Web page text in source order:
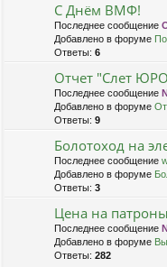
С Днём ВМФ!
Последнее сообщение
Добавлено в форуме
Ответы: 6
Отчет "Слет
Последнее сообщение
Добавлено в форуме
Ответы: 9
Болотоход на
Последнее сообщение
Добавлено в форуме
Ответы: 3
Цена на
Последнее сообщение
Добавлено в форуме
Ответы: 282